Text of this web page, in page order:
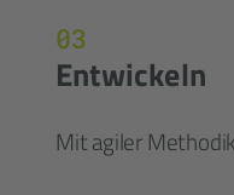
03
Entwickeln
Mit agiler